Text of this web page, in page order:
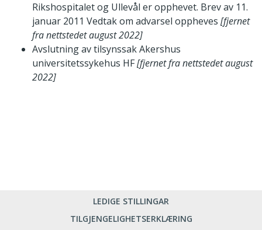
Rikshospitalet og Ullevål er opphevet. Brev av 11.
januar 2011 Vedtak om advarsel oppheves [fjernet
fra nettstedet august 2022]
Avslutning av tilsynssak Akershus
universitetssykehus HF[fjernet fra nettstedet august
2022]
LEDIGE STILLINGAR
TILGJENGELIGHETSERKLÆRING